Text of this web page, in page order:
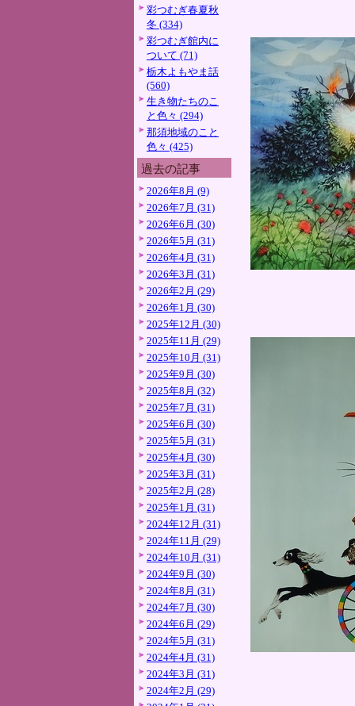
彩つむぎ春夏秋
冬 (334)
彩つむぎ館内に
ついて (71)
栃木よもやま話
(560)
生き物たちのこ
と色々 (294)
那須地域のこと
色々 (425)
過去の記事
2026年8月 (9)
2026年7月 (31)
2026年6月 (30)
2026年5月 (31)
2026年4月 (31)
2026年3月 (31)
2026年2月 (29)
2026年1月 (30)
2025年12月 (30)
2025年11月 (29)
2025年10月 (31)
2025年9月 (30)
2025年8月 (32)
2025年7月 (31)
2025年6月 (30)
2025年5月 (31)
2025年4月 (30)
2025年3月 (31)
2025年2月 (28)
2025年1月 (31)
2024年12月 (31)
2024年11月 (29)
2024年10月 (31)
2024年9月 (30)
2024年8月 (31)
2024年7月 (30)
2024年6月 (29)
2024年5月 (31)
2024年4月 (31)
2024年3月 (31)
2024年2月 (29)